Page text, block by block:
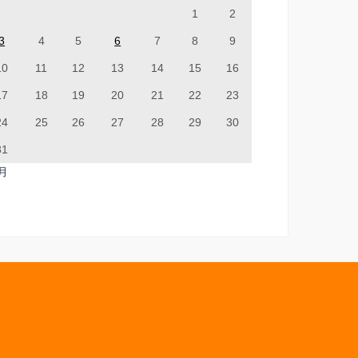
1 2
4 5 6 7 8 9
11 12 13 14 15 16
18 19 20 21 22 23
25 26 27 28 29 30